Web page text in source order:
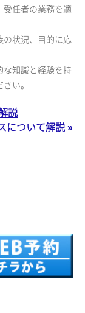
任者の業務を適
の状況、目的に応
な知識と経験を持
い。
説
について解説 »